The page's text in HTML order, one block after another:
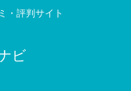
・評判サイト
ビ